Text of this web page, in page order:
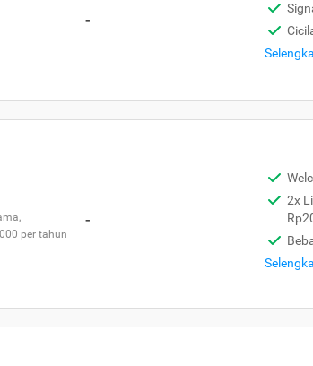
-
per tahun
-
2x